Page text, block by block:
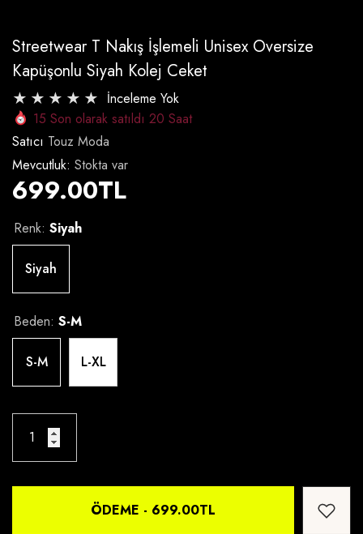
Streetwear T Nakış İşlemeli Unisex Oversize
Kapüşonlu Siyah Kolej Ceket
İnceleme Yok
15 Son olarak satıldı 20 Saat
Satıcı Touz Moda
Mevcutluk: Stokta var
699.00TL
Renk: Siyah
Siyah
Beden: S-M
S-M L-XL
ÖDEME - 699.00TL